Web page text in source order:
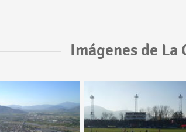
Imágenes de La